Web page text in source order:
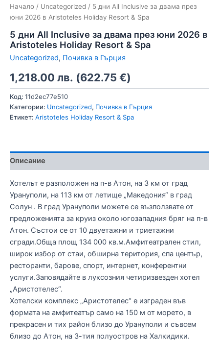
Начало / Uncategorized / 5 дни All Inclusive за двама през
юни 2026 в Aristoteles Holiday Resort & Spa
5 дни All Inclusive за двама през юни 2026 в
Aristoteles Holiday Resort & Spa
Uncategorized, Почивка в Гърция
1,218.00 лв. (622.75 €)
Код: 11d2ec77e510
Категории: Uncategorized, Почивка в Гърция
Етикет: Aristoteles Holiday Resort & Spa
Описание
Хотелът е разположен на п-в Атон, на 3 км от град
Урануполи, на 113 км от летище „Македония“ в град
Солун . В град Урануполи можете се възползвате от
предложенията за круиз около югозападния бряг на п-в
Атон. Състои се от 10 двуетажни и триетажни
сгради.Обща площ 134 000 кв.м.Амфитеатрален стил,
широк избор от стаи, обширна територия, спа център,
ресторанти, барове, спорт, интернет, конферентни
услуги.Заповядайте в луксозния четиризвезден хотел
„Аристотелес“.
Хотелски комплекс „Аристотелес“ е изграден във
формата на амфитеатър само на 150 м от морето, в
прекрасен и тих район близо до Урануполи и съвсем
близо до Атон, на 3-тия полуостров на Халкидики.